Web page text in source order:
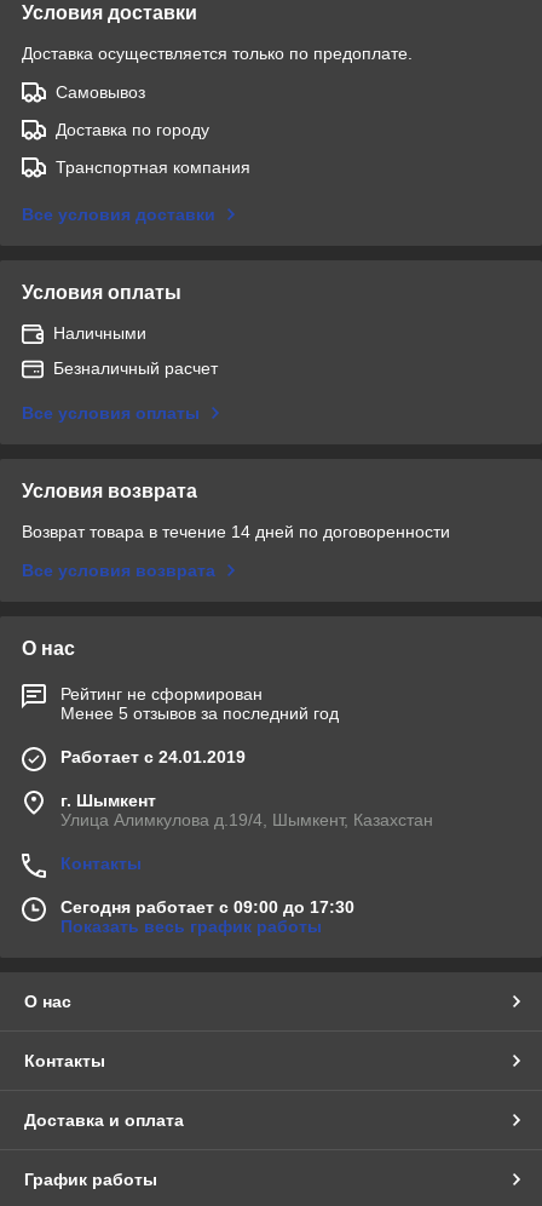
Условия доставки
Доставка осуществляется только по предоплате.
Самовывоз
Доставка по городу
Транспортная компания
Все условия доставки
Условия оплаты
Наличными
Безналичный расчет
Все условия оплаты
Условия возврата
Возврат товара в течение 14 дней по договоренности
Все условия возврата
О нас
Рейтинг не сформирован
Менее 5 отзывов за последний год
Работает с 24.01.2019
г. Шымкент
Улица Алимкулова д.19/4, Шымкент, Казахстан
Контакты
Сегодня работает с 09:00 до 17:30
Показать весь график работы
О нас
Контакты
Доставка и оплата
График работы